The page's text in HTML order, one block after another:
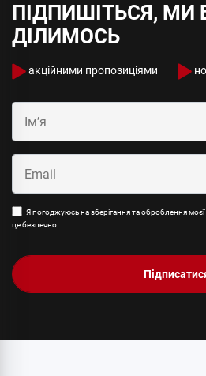
ПІДПИШІТЬСЯ, МИ
ДІЛИМОСЬ
акційними пропозиціями
Я погоджуюсь на зберігання та оброблення моєї
це безпечно.